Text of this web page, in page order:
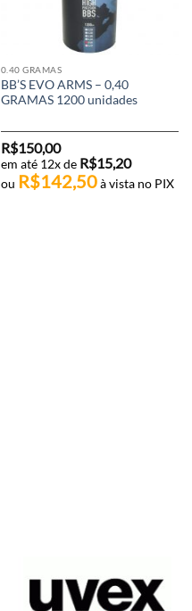
0.40 GRAMAS
BB’S EVO ARMS – 0,40
GRAMAS 1200 unidades
R$150,00
em até 12x de R$15,20
ou R$142,50 à vista no PIX